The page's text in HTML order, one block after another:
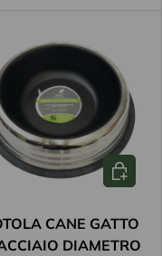
CANE GATTO
DIAMETRO